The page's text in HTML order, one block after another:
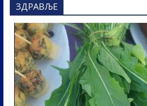
ЗДРАВЉЕ